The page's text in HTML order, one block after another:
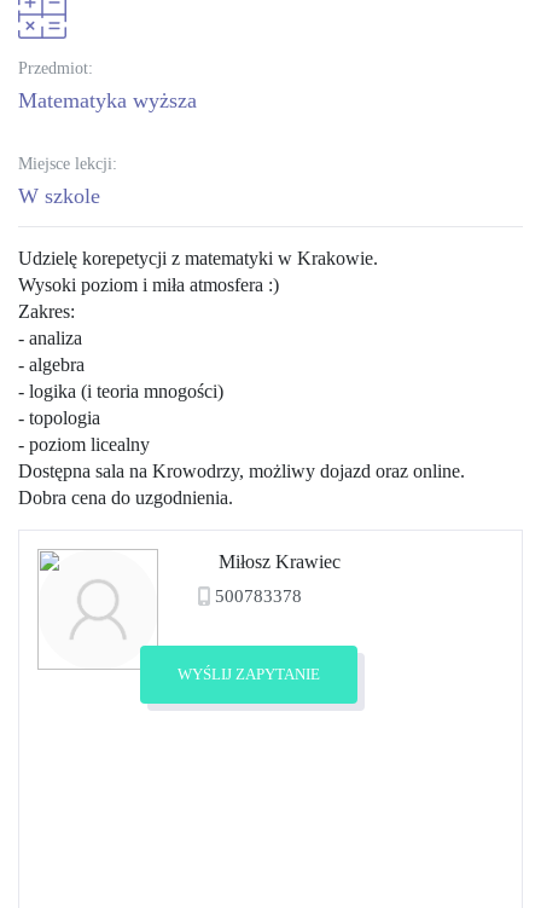
Przedmiot:
matematyka wyższa
Miejsce lekcji:
W szkole
Udzielę korepetycji z matematyki w Krakowie.
Wysoki poziom i miła atmosfera :)
Zakres:
- analiza
- algebra
- logika (i teoria mnogości)
- topologia
- poziom licealny
Dostępna sala na Krowodrzy, możliwy dojazd oraz online.
Dobra cena do uzgodnienia.
Miłosz Krawiec
500783378
WYŚLIJ ZAPYTANIE